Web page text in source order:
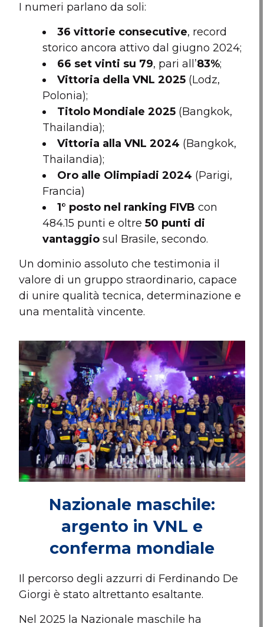
I numeri parlano da soli:
36 vittorie consecutive, record
storico ancora attivo dal giugno 2024;
66 set vinti su 79, pari all’83%;
Vittoria della VNL 2025 (Lodz,
Polonia);
Titolo Mondiale 2025 (Bangkok,
Thailandia);
Vittoria alla VNL 2024 (Bangkok,
Thailandia);
Oro alle Olimpiadi 2024 (Parigi,
Francia)
1° posto nel ranking FIVB con
484.15 punti e oltre50 punti di
vantaggio sul Brasile, secondo.
Un dominio assoluto che testimonia il
valore di un gruppo straordinario, capace
di unire qualità tecnica, determinazione e
una mentalità vincente.
Nazionale maschile:
argento in VNL e
conferma mondiale
Il percorso degli azzurri di Ferdinando De
Giorgi è stato altrettanto esaltante.
Nel 2025 la Nazionale maschile ha